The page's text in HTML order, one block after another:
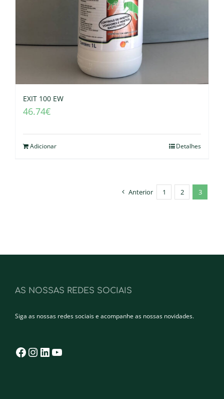
EXIT 100 EW
46.74€
Adicionar Detalhes
Anterior 1 2 3
AS NOSSAS REDES SOCIAIS
Siga as nossas redes sociais e acompanhe as nossas novidades.
Facebook
Instagram
LinkedIn